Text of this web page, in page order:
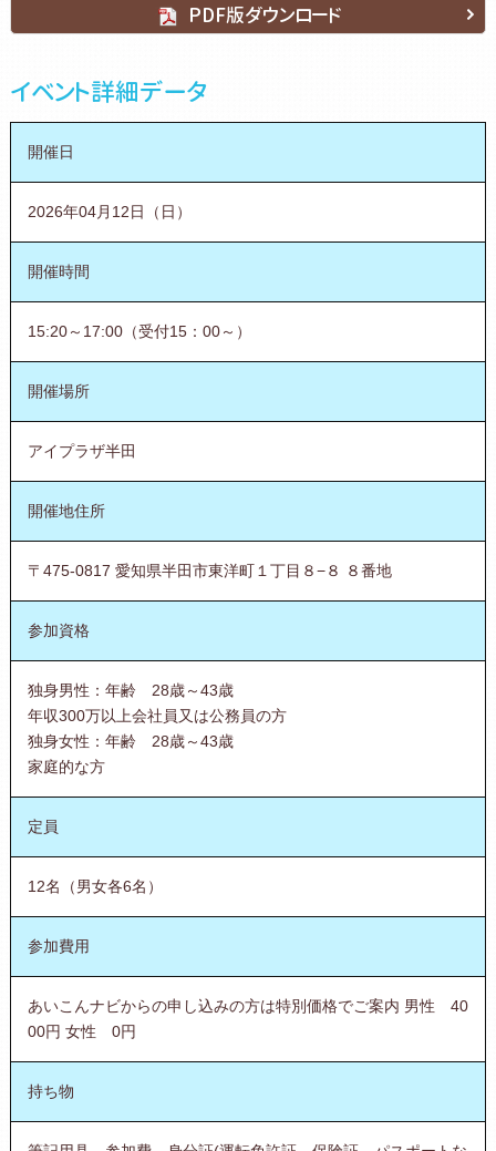
PDF版ダウンロード
イベント詳細データ
開催日
2026年04月12日（日）
開催時間
15:20～17:00（受付15：00～）
開催場所
アイプラザ半田
開催地住所
〒475-0817 愛知県半田市東洋町１丁目８−８ ８番地
参加資格
独身男性：年齢 28歳～43歳
年収300万以上会社員又は公務員の方
独身女性：年齢 28歳～43歳
家庭的な方
定員
12名（男女各6名）
参加費用
あいこんナビからの申し込みの方は特別価格でご案内 男性 40
00円 女性 0円
持ち物